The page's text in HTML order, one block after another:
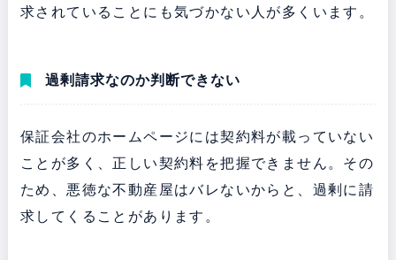
求されていることにも気づかない人が多くいます。
過剰請求なのか判断できない
保証会社のホームページには契約料が載っていない
ことが多く、正しい契約料を把握できません。その
ため、悪徳な不動産屋はバレないからと、過剰に請
求してくることがあります。